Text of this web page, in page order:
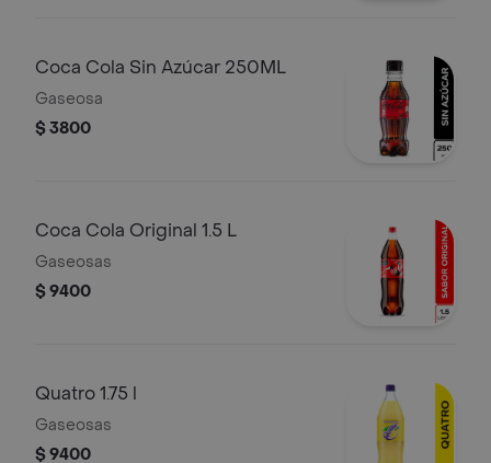
Coca Cola Sin Azúcar 250ML
Gaseosa
$ 3800
Coca Cola Original 1.5 L
Gaseosas
$ 9400
Quatro 1.75 l
Gaseosas
$ 9400